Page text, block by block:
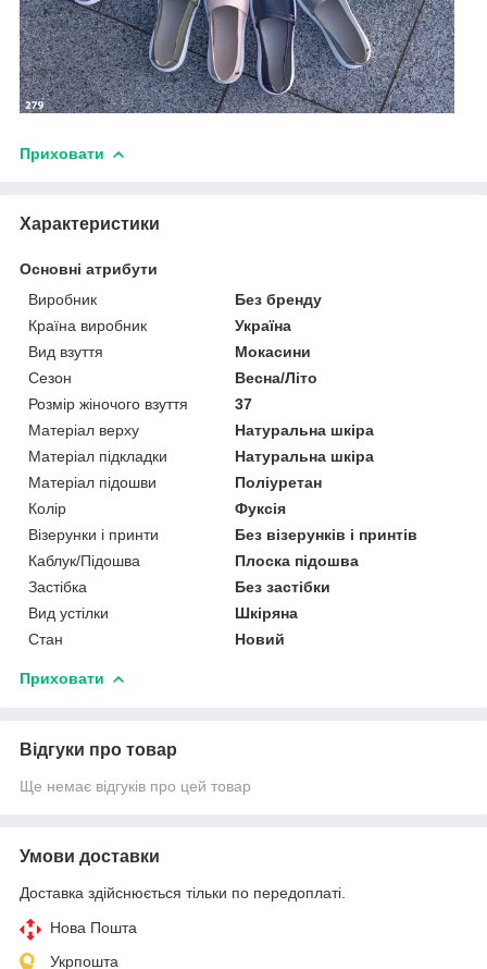
Приховати
Характеристики
Основні атрибути
Виробник
Без бренду
Країна виробник
Україна
Вид взуття
Мокасини
Сезон
Весна/Літо
Розмір жіночого взуття
37
Матеріал верху
Натуральна шкіра
Матеріал підкладки
Натуральна шкіра
Матеріал підошви
Поліуретан
Колір
Фуксія
Візерунки і принти
Без візерунків і принтів
Каблук/Підошва
Плоска підошва
Застібка
Без застібки
Вид устілки
Шкіряна
Стан
Новий
Приховати
Відгуки про товар
Ще немає відгуків про цей товар
Умови доставки
Доставка здійснюється тільки по передоплаті.
Нова Пошта
Укрпошта